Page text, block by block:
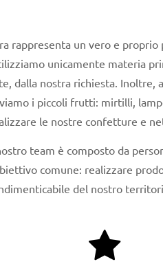
rappresenta un vero e
unicamente materia
dalla nostra richiesta. Inoltre,
i piccoli frutti: mirtilli,
le nostre confetture e
team è composto da
comune: realizzare
del nostro